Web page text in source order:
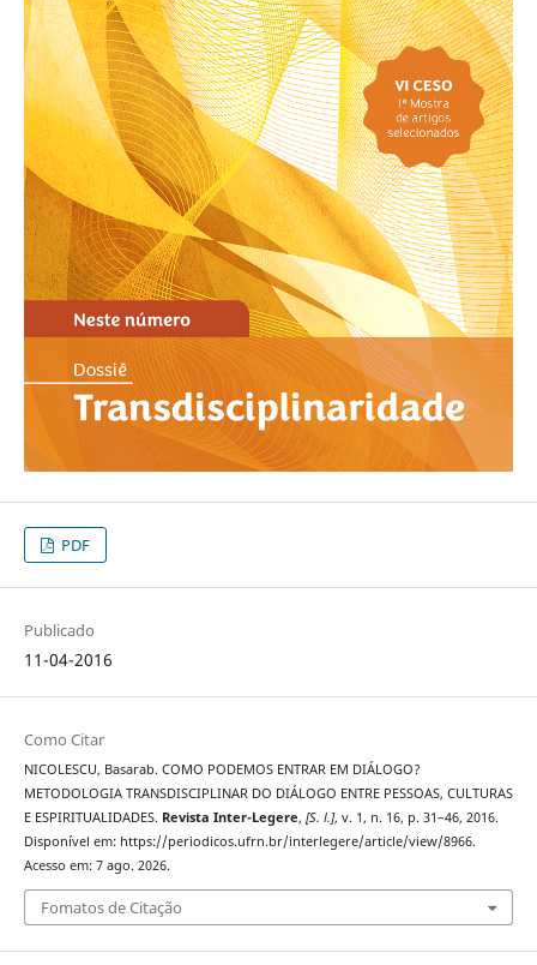
PDF
Publicado
11-04-2016
Como Citar
NICOLESCU, Basarab. COMO PODEMOS ENTRAR EM DIÁLOGO?
METODOLOGIA TRANSDISCIPLINAR DO DIÁLOGO ENTRE PESSOAS, CULTURAS
E ESPIRITUALIDADES. Revista Inter-Legere, [S. l.], v. 1, n. 16, p. 31–46, 2016.
Disponível em: https://periodicos.ufrn.br/interlegere/article/view/8966.
Acesso em: 7 ago. 2026.
Fomatos de Citação